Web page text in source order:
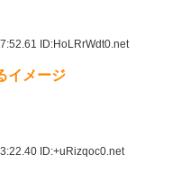
ID:HoLRrWdt0.net
イメージ
ID:+uRizqoc0.net